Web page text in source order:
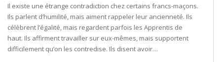
Il existe une étrange contradiction chez certains francs-maçons.
Ils parlent d’humilité, mais aiment rappeler leur ancienneté. Ils
célèbrent l’égalité, mais regardent parfois les Apprentis de
haut. Ils affirment travailler sur eux-mêmes, mais supportent
difficilement qu’on les contredise. Ils disent avoir…